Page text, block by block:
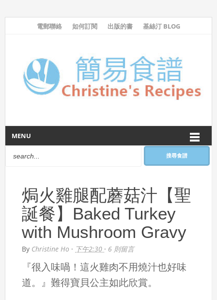
電郵聯絡 如何訂閱 出版的書 基絲汀 BLOG
MENU
搜尋食譜
焗火雞腿配蘑菇汁【聖
誕餐】Baked Turkey
with Mushroom Gravy
By Christine Ho · 下午2:30 · 6 則留言
『很入味喎！這火雞肉不用燒汁也好味
道。』難得寶貝公主如此欣賞。